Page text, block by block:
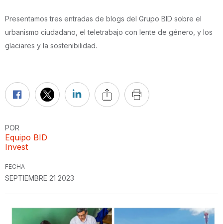
Presentamos tres entradas de blogs del Grupo BID sobre el
urbanismo ciudadano, el teletrabajo con lente de género, y los
glaciares y la sostenibilidad.
POR
Equipo BID
Invest
FECHA
SEPTIEMBRE 21 2023